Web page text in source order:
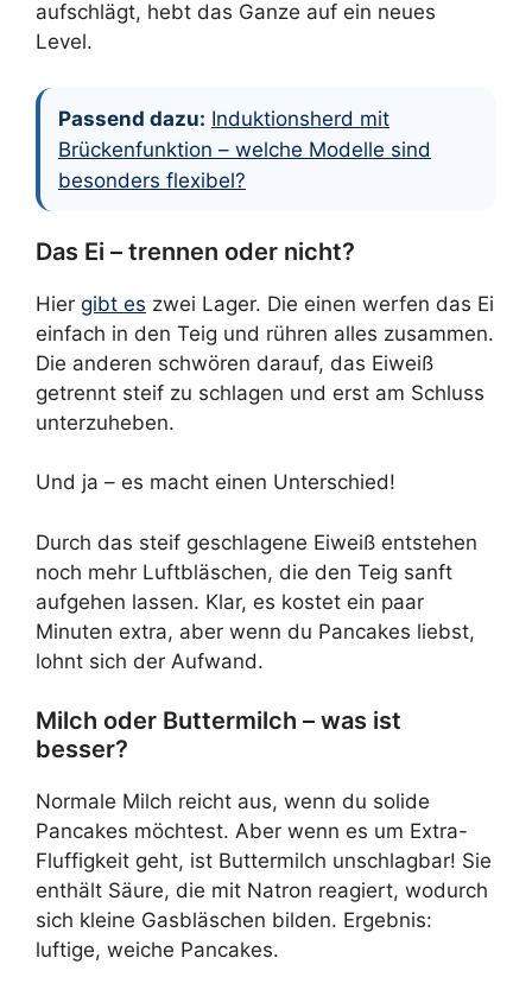
aufschlägt, hebt das Ganze auf ein neues
Level.
Passend dazu: Induktionsherd mit
Brückenfunktion – welche Modelle sind
besonders flexibel?
Das Ei – trennen oder nicht?
Hier gibt es zwei Lager. Die einen werfen das Ei
einfach in den Teig und rühren alles zusammen.
Die anderen schwören darauf, das Eiweiß
getrennt steif zu schlagen und erst am Schluss
unterzuheben.
Und ja – es macht einen Unterschied!
Durch das steif geschlagene Eiweiß entstehen
noch mehr Luftbläschen, die den Teig sanft
aufgehen lassen. Klar, es kostet ein paar
Minuten extra, aber wenn du Pancakes liebst,
lohnt sich der Aufwand.
Milch oder Buttermilch – was ist
besser?
Normale Milch reicht aus, wenn du solide
Pancakes möchtest. Aber wenn es um Extra-
Fluffigkeit geht, ist Buttermilch unschlagbar! Sie
enthält Säure, die mit Natron reagiert, wodurch
sich kleine Gasbläschen bilden. Ergebnis:
luftige, weiche Pancakes.